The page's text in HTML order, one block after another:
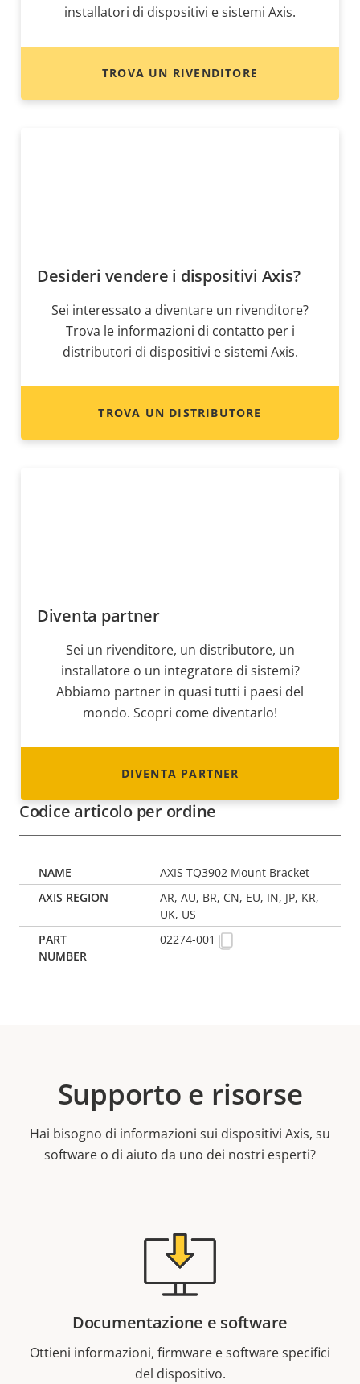
installatori di dispositivi e sistemi Axis.
TROVA UN RIVENDITORE
Desideri vendere i dispositivi Axis?
Sei interessato a diventare un rivenditore?
Trova le informazioni di contatto per i
distributori di dispositivi e sistemi Axis.
TROVA UN DISTRIBUTORE
Diventa partner
Sei un rivenditore, un distributore, un
installatore o un integratore di sistemi?
Abbiamo partner in quasi tutti i paesi del
mondo. Scopri come diventarlo!
DIVENTA PARTNER
Codice articolo per ordine
AXIS TQ3902 Mount Bracket
AR, AU, BR, CN, EU, IN, JP, KR,
UK, US
02274-001
Supporto e risorse
Hai bisogno di informazioni sui dispositivi Axis, su
software o di aiuto da uno dei nostri esperti?
Documentazione e software
Ottieni informazioni, firmware e software specifici
del dispositivo.